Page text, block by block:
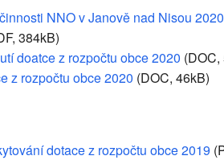
NNO v Janově nad Nisou 2020
384kB)
doatce z rozpočtu obce 2020 (DOC,
z rozpočtu obce 2020 (DOC, 46kB)
dotace z rozpočtu obce 2019